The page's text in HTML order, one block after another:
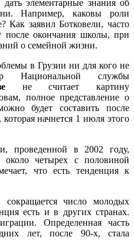
элементарные знания об
Например, каковы роли
заявил Ботковели, часто
после окончания школы, при
о семейной жизни.
в Грузии ни для кого не
Национальной службы
не считает картину
полное представление о
будет составить после
начнется 1 июля этого
проведенной в 2002 году,
около четырех с половиной
что есть тенденция к
число молодых
есть и в других странах.
Определенная часть
лет, после 90-х, стала